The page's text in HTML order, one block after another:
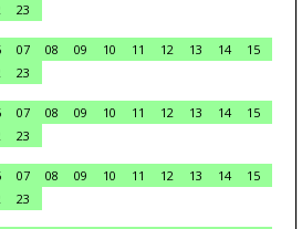
23
07 08 09 10 11 12 13 14
15
23
07 08 09 10 11 12 13 14
15
23
07 08 09 10 11 12 13 14
15
23